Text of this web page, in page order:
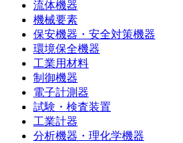
流体機器
機械要素
保安機器・安全対策機器
環境保全機器
工業用材料
制御機器
電子計測器
試験・検査装置
工業計器
分析機器・理化学機器